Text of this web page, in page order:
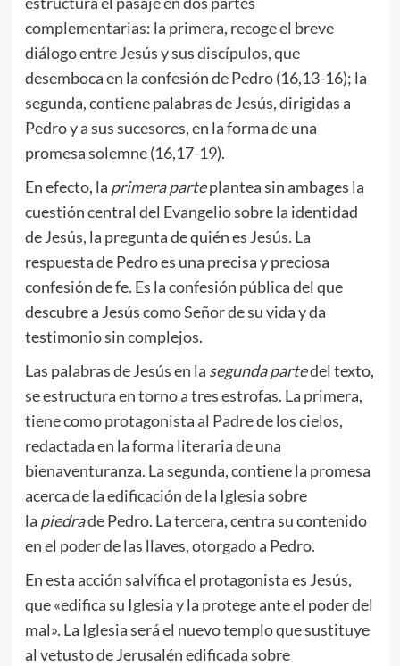
complementarias: la primera, recoge el breve
diálogo entre Jesús y sus discípulos, que
desemboca en la confesión de Pedro (16,13-16); la
segunda, contiene palabras de Jesús, dirigidas a
Pedro y a sus sucesores, en la forma de una
promesa solemne (16,17-19).
En efecto, la primera parteplantea sin ambages la
cuestión central del Evangelio sobre la identidad
de Jesús, la pregunta de quién es Jesús. La
respuesta de Pedro es una precisa y preciosa
confesión de fe. Es la confesión pública del que
descubre a Jesús como Señor de su vida y da
testimonio sin complejos.
Las palabras de Jesús en la segunda partedel texto,
se estructura en torno a tres estrofas. La primera,
tiene como protagonista al Padre de los cielos,
redactada en la forma literaria de una
bienaventuranza. La segunda, contiene la promesa
acerca de la edificación de la Iglesia sobre
la piedrade Pedro. La tercera, centra su contenido
en el poder de las llaves, otorgado a Pedro.
En esta acción salvífica el protagonista es Jesús,
que «edifica su Iglesia y la protege ante el poder del
mal». La Iglesia será el nuevo templo que sustituye
al vetusto de Jerusalén edificada sobre